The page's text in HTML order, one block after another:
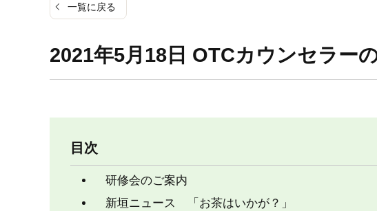
一覧に戻る
2021年5月18日 OTCカウンセラー
目次
研修会のご案内
新垣ニュース 「お茶はいかが？」